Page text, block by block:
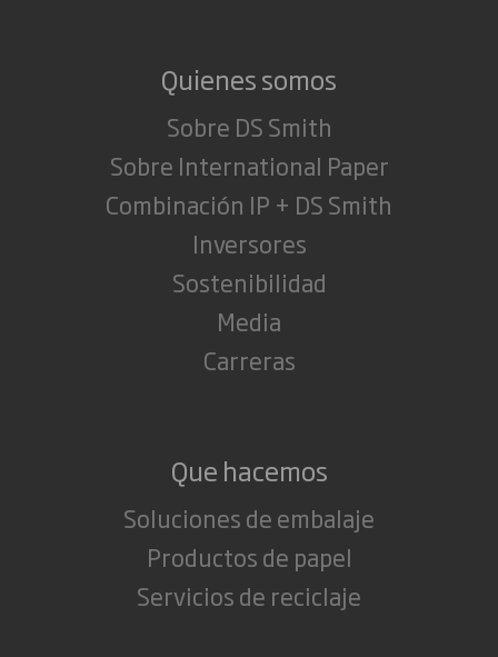
Quienes somos
Sobre DS Smith
Sobre International Paper
Combinación IP + DS Smith
Inversores
Sostenibilidad
Media
Carreras
Que hacemos
Soluciones de embalaje
Productos de papel
Servicios de reciclaje